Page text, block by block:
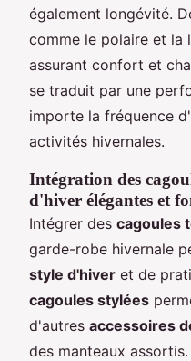
également longévité.
comme le polaire et la
assurant confort et
se traduit par une
importe la fréquence
activités hivernales.
Intégration des
d'hiver élégantes et
Intégrer des cagoules
garde-robe hivernale
style d'hiver et de
cagoules stylées
d'autres accessoires
des manteaux